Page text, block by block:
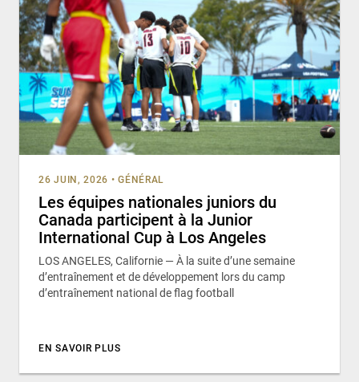
26 JUIN, 2026 • GÉNÉRAL
Les équipes nationales juniors du
Canada participent à la Junior
International Cup à Los Angeles
LOS ANGELES, Californie — À la suite d’une semaine
d’entraînement et de développement lors du camp
d’entraînement national de flag football
EN SAVOIR PLUS